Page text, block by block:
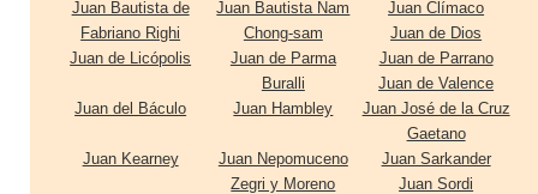
Juan Bautista de
Fabriano Righi
Juan Bautista Nam
Chong-sam
Juan Clímaco
Juan de Dios
Juan de Licópolis
Juan de Parma
Buralli
Juan de Parrano
Juan de Valence
Juan del Báculo
Juan Hambley
Juan José de la Cruz
Gaetano
Juan Kearney
Juan Nepomuceno
Zegri y Moreno
Juan Sarkander
Juan Sordi